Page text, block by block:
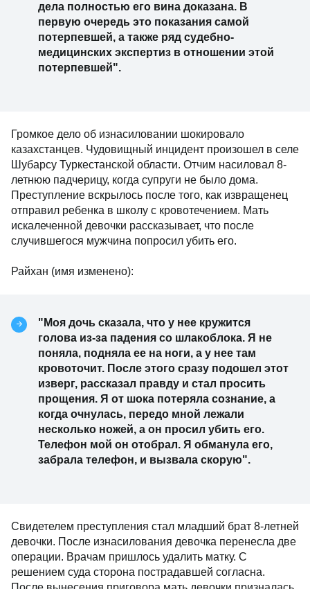
дела полностью его вина доказана. В
первую очередь это показания самой
потерпевшей, а также ряд судебно-
медицинских экспертиз в отношении этой
потерпевшей".
Громкое дело об изнасиловании шокировало
казахстанцев. Чудовищный инцидент произошел в селе
Шубарсу Туркестанской области. Отчим насиловал 8-
летнюю падчерицу, когда супруги не было дома.
Преступление вскрылось после того, как извращенец
отправил ребенка в школу с кровотечением. Мать
искалеченной девочки рассказывает, что после
случившегося мужчина попросил убить его.
Райхан (имя изменено):
"Моя дочь сказала, что у нее кружится
голова из-за падения со шлакоблока. Я не
поняла, подняла ее на ноги, а у нее там
кровоточит. После этого сразу подошел этот
изверг, рассказал правду и стал просить
прощения. Я от шока потеряла сознание, а
когда очнулась, передо мной лежали
несколько ножей, а он просил убить его.
Телефон мой он отобрал. Я обманула его,
забрала телефон, и вызвала скорую".
Свидетелем преступления стал младший брат 8-летней
девочки. После изнасилования девочка перенесла две
операции. Врачам пришлось удалить матку. С
решением суда сторона пострадавшей согласна.